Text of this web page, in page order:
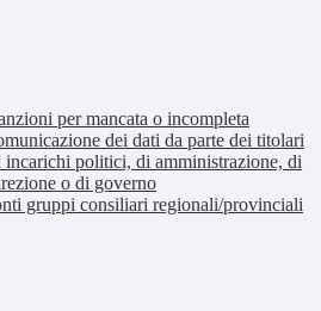
per mancata o incompleta
dei dati da parte dei titolari
incarichi politici, di amministrazione, di
o di governo
gruppi consiliari regionali/provinciali